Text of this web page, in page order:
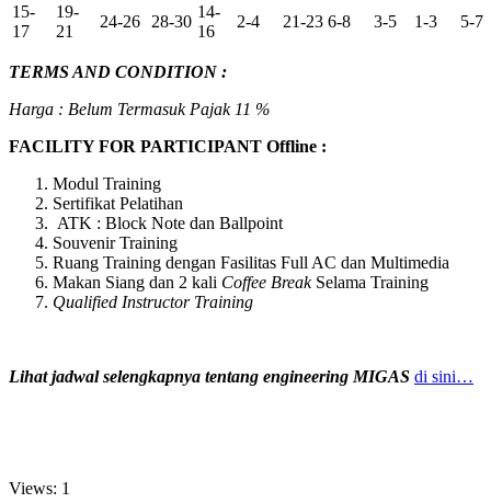
15-
17
19-
21
24-26 28-30
14-
16
2-4 21-23 6-8 3-5 1-3 5-7
TERMS AND CONDITION :
Harga : Belum Termasuk Pajak 11 %
FACILITY FOR PARTICIPANT Offline :
Modul Training
Sertifikat Pelatihan
ATK : Block Note dan Ballpoint
Souvenir Training
Ruang Training dengan Fasilitas Full AC dan Multimedia
Makan Siang dan 2 kali Coffee Break Selama Training
Qualified Instructor Training
Lihat jadwal selengkapnya tentang engineering MIGAS di sini…
Views: 1